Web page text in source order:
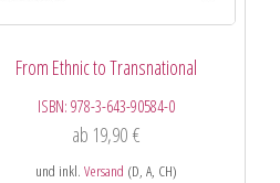
From Ethnic to Transnational
ISBN:978-3-643-90584-0
ab 19,90€
und inkl.Versand (D, A, CH)